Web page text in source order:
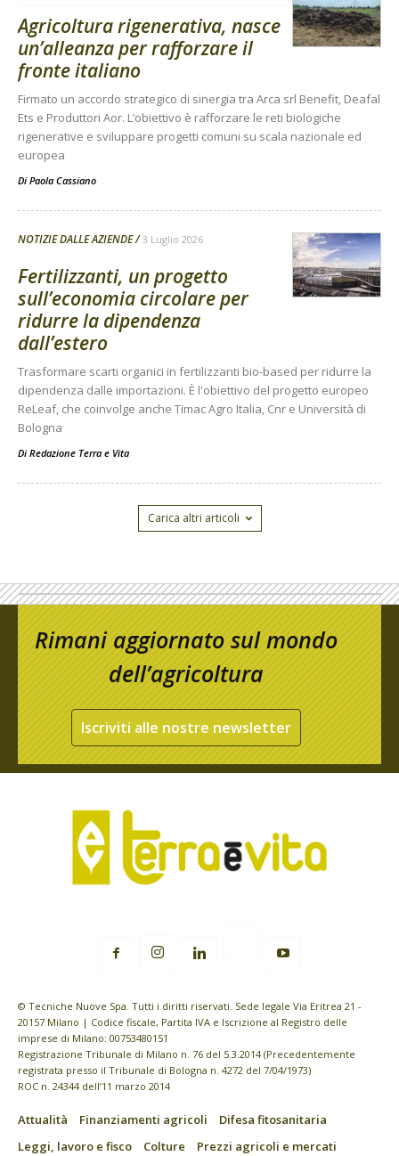
Agricoltura rigenerativa, nasce
un’alleanza per rafforzare il
fronte italiano
Firmato un accordo strategico di sinergia tra Arca srl Benefit, Deafal
Ets e Produttori Aor. L’obiettivo è rafforzare le reti biologiche
rigenerative e sviluppare progetti comuni su scala nazionale ed
europea
Di Paola Cassiano
NOTIZIE DALLE AZIENDE 3 Luglio 2026
Fertilizzanti, un progetto
sull’economia circolare per
ridurre la dipendenza
dall’estero
Trasformare scarti organici in fertilizzanti bio-based per ridurre la
dipendenza dalle importazioni. È l'obiettivo del progetto europeo
ReLeaf, che coinvolge anche Timac Agro Italia, Cnr e Università di
Bologna
Di Redazione Terra e Vita
Carica altri articoli
Rimani aggiornato sul mondo
dell’agricoltura
Iscriviti alle nostre newsletter
© Tecniche Nuove Spa. Tutti i diritti riservati. Sede legale Via Eritrea 21 -
20157 Milano | Codice fiscale, Partita IVA e Iscrizione al Registro delle
imprese di Milano: 00753480151
Registrazione Tribunale di Milano n. 76 del 5.3.2014 (Precedentemente
registrata presso il Tribunale di Bologna n. 4272 del 7/04/1973)
ROC n. 24344 dell’11 marzo 2014
Attualità Finanziamenti agricoli
Difesa fitosanitaria
Leggi, lavoro e fisco
Colture
Prezzi agricoli e mercati